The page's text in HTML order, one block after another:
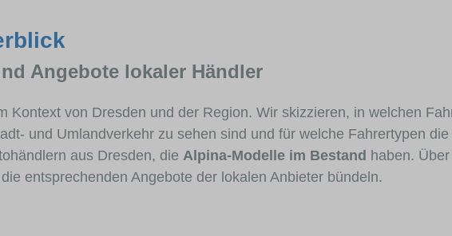
Angebote lokaler Händler
Kontext von Dresden und der Region. Wir skizzieren, in welchen
und Umlandverkehr zu sehen sind und für welche Fahrertypen
aus Dresden, die Alpina-Modelle im Bestand haben.
entsprechenden Angebote der lokalen Anbieter bündeln.